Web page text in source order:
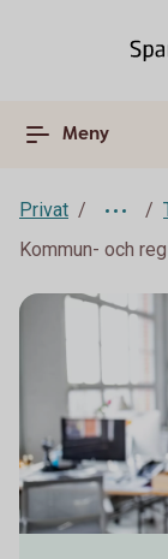
Meny
Privat
Kommun- och